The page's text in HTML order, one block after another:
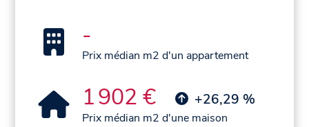
-
Prix médian m2 d'un appartement
1 902 € +26,29 %
Prix médian m2 d'une maison